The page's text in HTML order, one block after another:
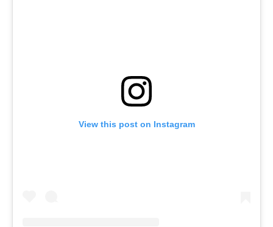
View this post on Instagram